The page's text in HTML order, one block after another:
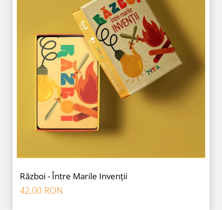
Război - Între Marile Invenții
42,00 RON